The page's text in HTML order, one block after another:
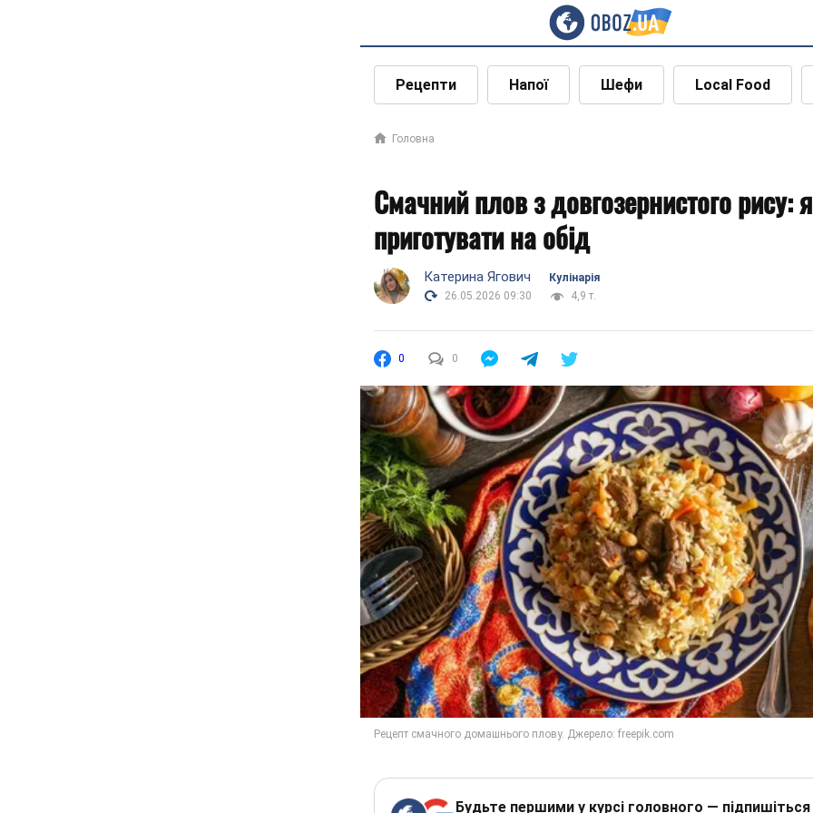
Рецепти Напої Шефи Local Food
Головна
Смачний плов з довгозернистого рису:
приготувати на обід
Катерина Ягович
Кулінарія
26.05.2026 09:30
4,9 т.
0 0
Будьте першими у курсі головного — підпишіться